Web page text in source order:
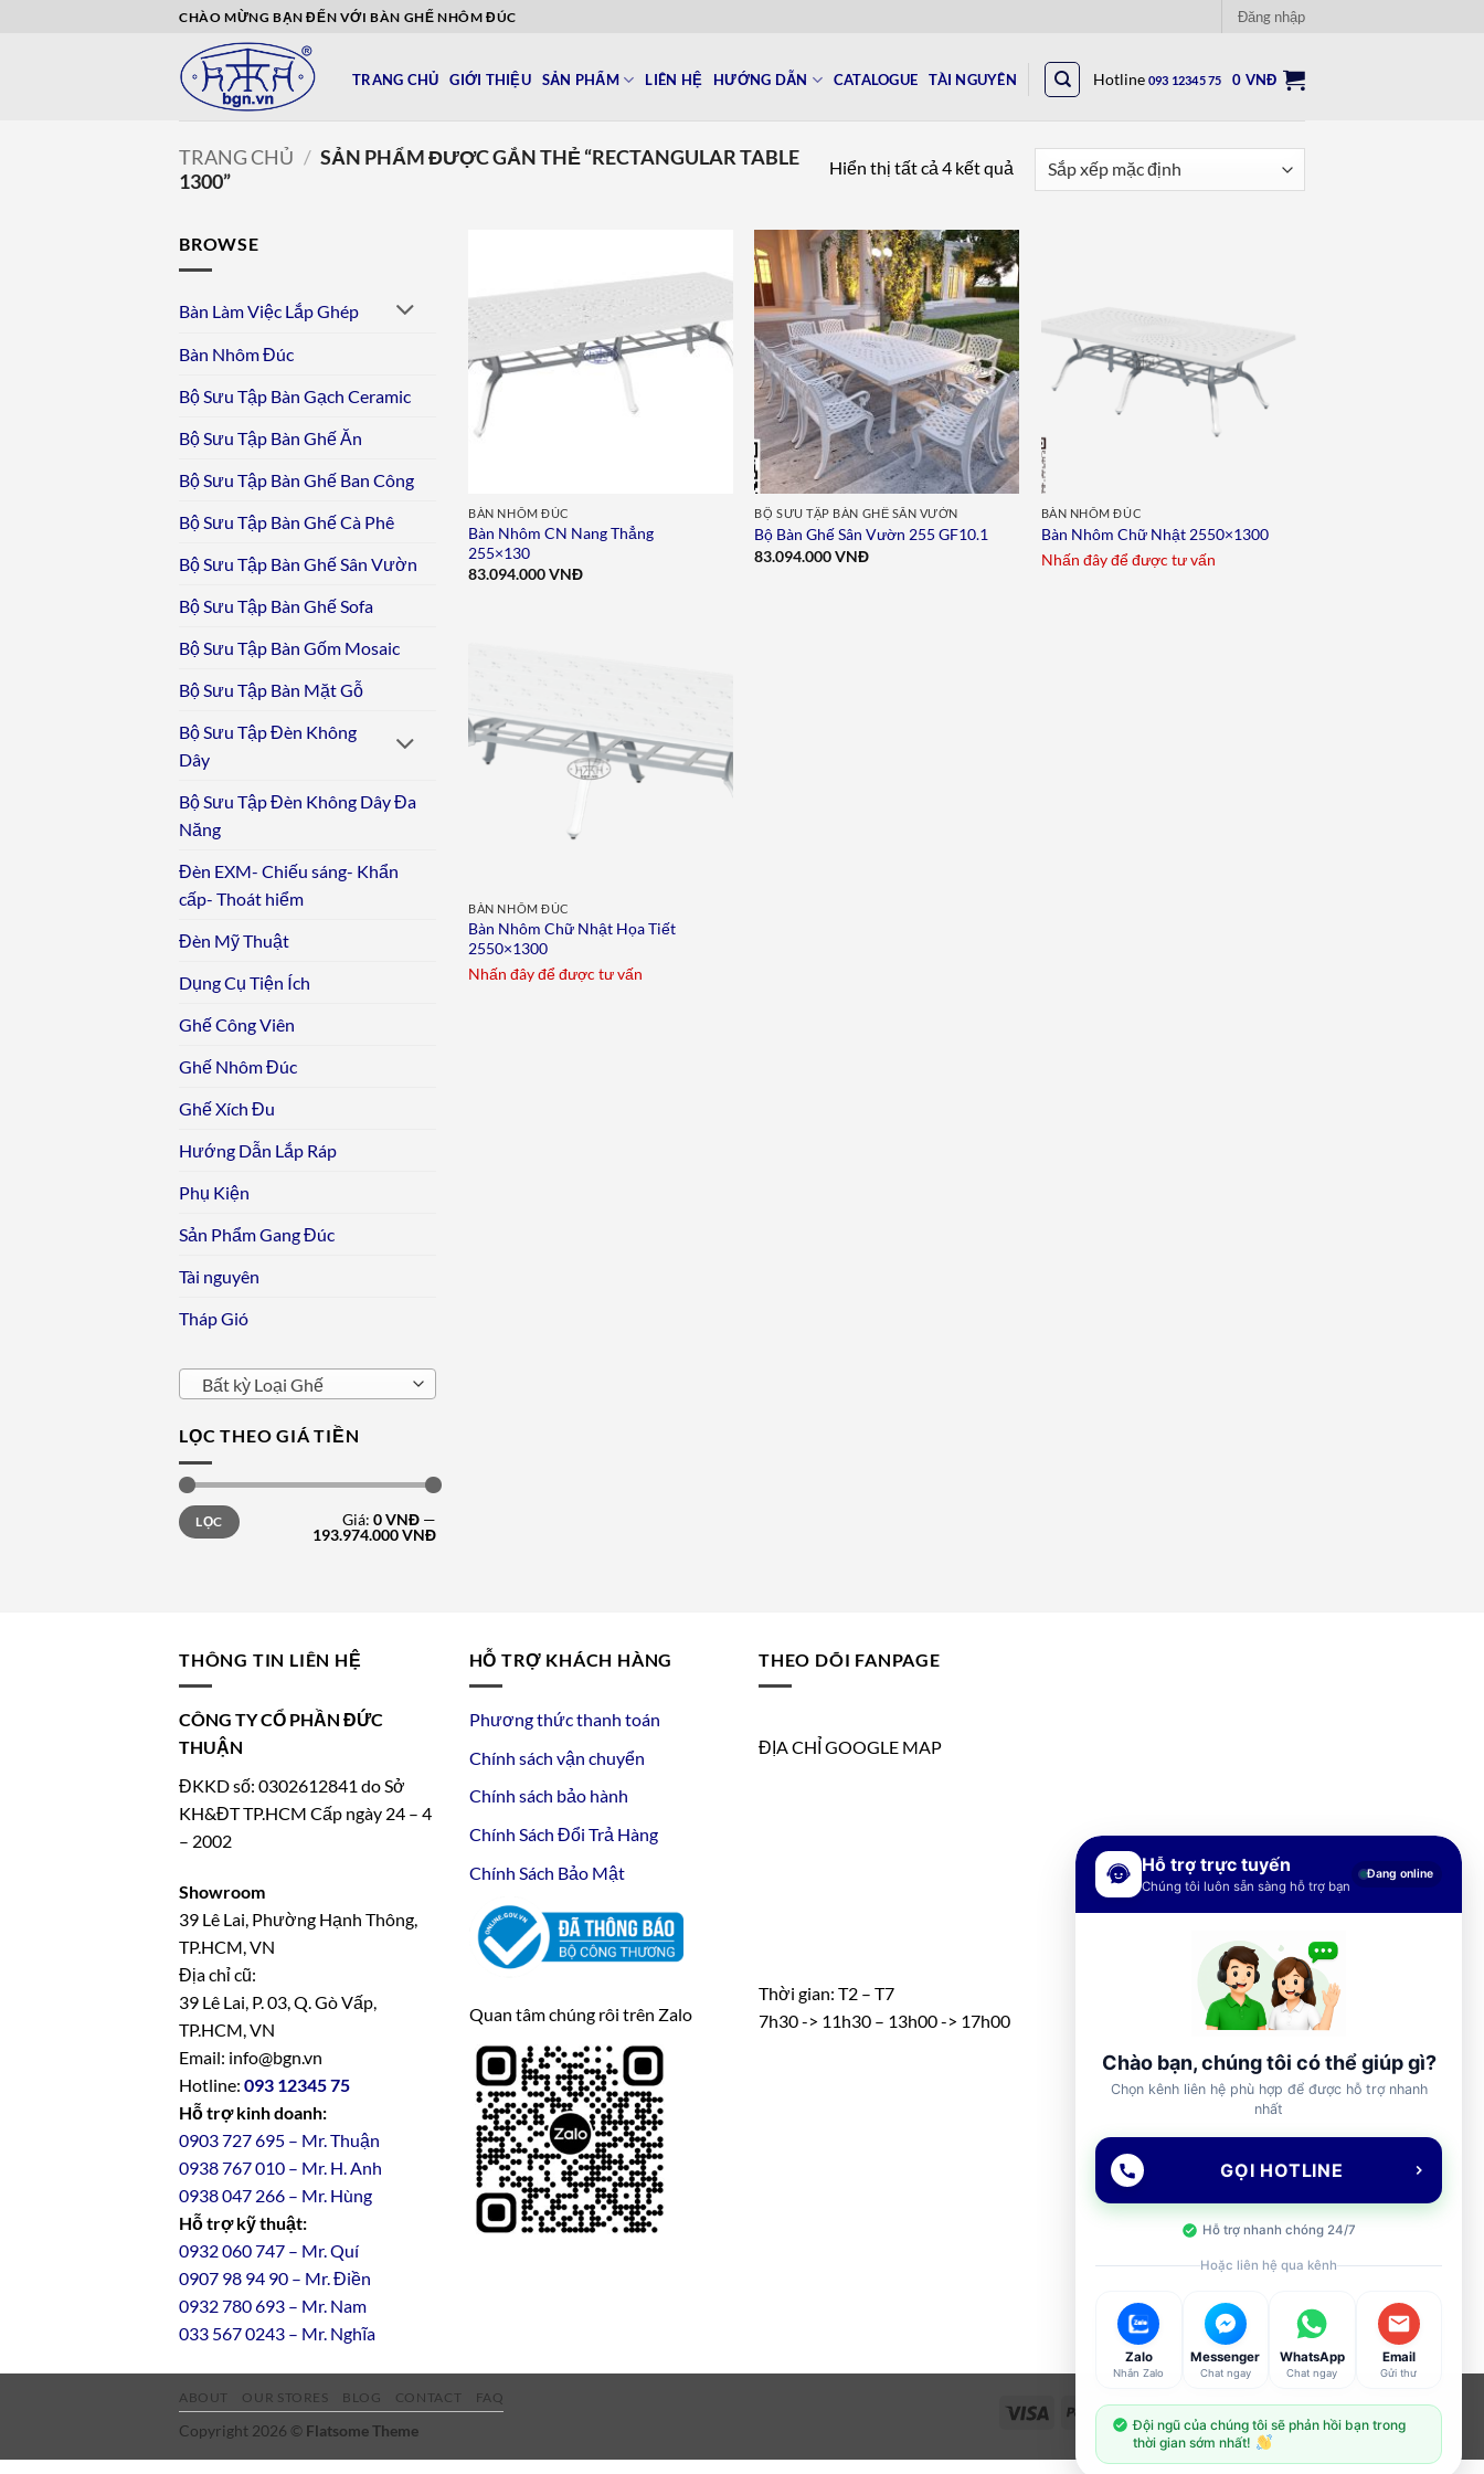
CHÀO MỪNG BẠN ĐẾN VỚI BÀN GHẾ NHÔM ĐÚC Đăng nhập
TRANG CHỦ GIỚI THIỆU SẢN PHẨM LIÊN HỆ HƯỚNG DẪN CATALOGUE TÀI NGUYÊN Hotline 093 12345 75 0 VNĐ
TRANG CHỦ / SẢN PHẨM ĐƯỢC GẮN THẺ “RECTANGULAR TABLE
1300”
Hiển thị tất cả 4 kết quả
BROWSE
Bàn Làm Việc Lắp Ghép
Bàn Nhôm Đúc
Bộ Sưu Tập Bàn Gạch Ceramic
Bộ Sưu Tập Bàn Ghế Ăn
Bộ Sưu Tập Bàn Ghế Ban Công
Bộ Sưu Tập Bàn Ghế Cà Phê
Bộ Sưu Tập Bàn Ghế Sân Vườn
Bộ Sưu Tập Bàn Ghế Sofa
Bộ Sưu Tập Bàn Gốm Mosaic
Bộ Sưu Tập Bàn Mặt Gỗ
Bộ Sưu Tập Đèn Không
Dây
Bộ Sưu Tập Đèn Không Dây Đa
Năng
Đèn EXM- Chiếu sáng- Khẩn
cấp- Thoát hiểm
Đèn Mỹ Thuật
Dụng Cụ Tiện Ích
Ghế Công Viên
Ghế Nhôm Đúc
Ghế Xích Đu
Hướng Dẫn Lắp Ráp
Phụ Kiện
Sản Phẩm Gang Đúc
Tài nguyên
Tháp Gió
Bất kỳ Loại Ghế
LỌC THEO GIÁ TIỀN
Giá
tối
thiểu
Giá
tối
đa
LỌC Giá: 0 VNĐ—
193.974.000 VNĐ
BÀN NHÔM ĐÚC
Bàn Nhôm CN Nang Thẳng
255×130
83.094.000VNĐ
Add to
wishlist
BỘ SƯU TẬP BÀN GHẾ SÂN VƯỜN
Bộ Bàn Ghế Sân Vườn 255 GF10.1
83.094.000VNĐ
BÀN NHÔM ĐÚC
Bàn Nhôm Chữ Nhật 2550×1300
Nhấn đây để được tư vấn
BÀN NHÔM ĐÚC
Bàn Nhôm Chữ Nhật Họa Tiết
2550×1300
Nhấn đây để được tư vấn
THÔNG TIN LIÊN HỆ
CÔNG TY CỔ PHẦN ĐỨC
THUẬN
ĐKKD số: 0302612841 do Sở
KH&ĐT TP.HCM Cấp ngày 24 – 4
– 2002
Showroom
39 Lê Lai, Phường Hạnh Thông,
TP.HCM, VN
Địa chỉ cũ:
39 Lê Lai, P. 03, Q. Gò Vấp,
TP.HCM, VN
Email: info@bgn.vn
Hotline: 093 12345 75
Hỗ trợ kinh doanh:
0903 727 695 – Mr. Thuận
0938 767 010 – Mr. H. Anh
0938 047 266 – Mr. Hùng
Hỗ trợ kỹ thuật:
0932 060 747 – Mr. Quí
0907 98 94 90 – Mr. Điền
0932780693 – Mr. Nam
033 567 0243 – Mr. Nghĩa
HỖ TRỢ KHÁCH HÀNG
Phương thức thanh toán
Chính sách vận chuyển
Chính sách bảo hành
Chính Sách Đổi Trả Hàng
Chính Sách Bảo Mật
Quan tâm chúng rôi trên Zalo
THEO DÕI FANPAGE
ĐỊA CHỈ GOOGLE MAP
Thời gian: T2 – T7
7h30 -> 11h30 – 13h00 -> 17h00
Visa PayPal Stripe MasterCard
Cash
On
Delivery
ABOUT OUR STORES BLOG CONTACT FAQ
Copyright 2026 © Flatsome Theme
Hỗ trợ trực tuyến
Chúng tôi luôn sẵn sàng hỗ trợ bạn
Đang online
Chào bạn, chúng tôi có thể giúp gì?
Chọn kênh liên hệ phù hợp để được hỗ trợ nhanh
nhất
GỌI HOTLINE
Hỗ trợ nhanh chóng 24/7
Hoặc liên hệ qua kênh
Zalo
Nhắn Zalo
Messenger
Chat ngay
WhatsApp
Chat ngay
Email
Gửi thư
Đội ngũ của chúng tôi sẽ phản hồi bạn trong
thời gian sớm nhất!